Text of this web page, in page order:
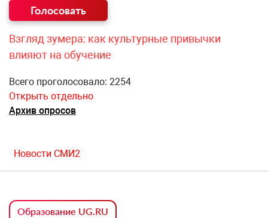
Взгляд зумера: как культурные привычки
влияют на обучение
Всего проголосовало: 2254
Открыть отдельно
Архив опросов
Новости СМИ2
Образование UG.RU